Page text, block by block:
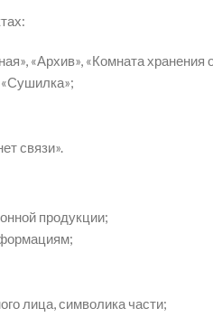
«Архив», «Комната хранения
«Сушилка»;
связи».
продукции;
лица, символика части;